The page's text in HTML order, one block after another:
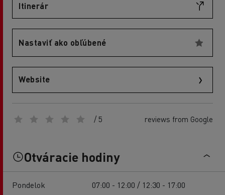
Itinerár
Nastaviť ako obľúbené
Website
/ 5 reviews from Google
Otváracie hodiny
Pondelok
07:00 - 12:00 / 12:30 - 17:00